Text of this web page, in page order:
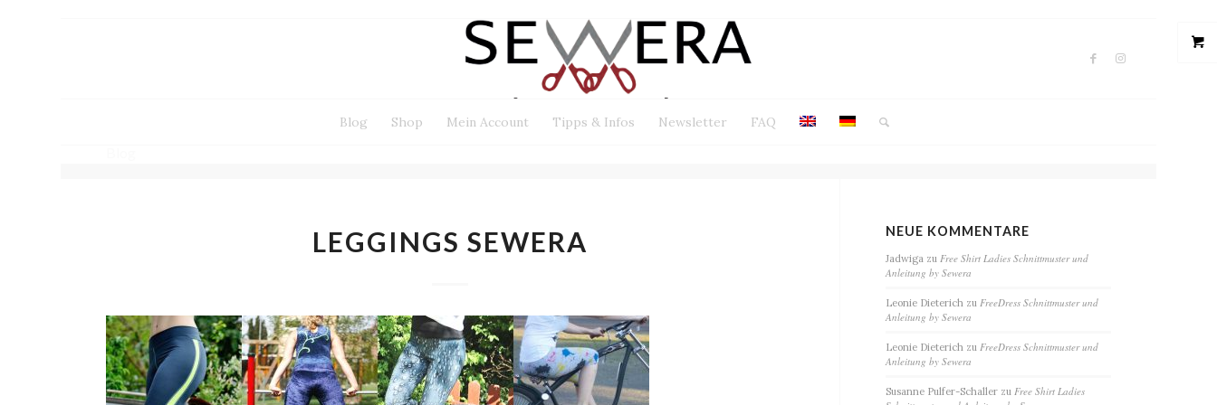
Blog Shop Mein Account Tipps & Infos Newsletter FAQ
LEGGINGS SEWERA NEUE KOMMENTARE
Jadwiga zuFree Shirt Ladies Schnittmuster und
Anleitung by Sewera
Leonie Dieterich zuFreeDress Schnittmuster und
Anleitung by Sewera
Leonie Dieterich zuFreeDress Schnittmuster und
Anleitung by Sewera
Susanne Pulfer-Schaller zuFree Shirt Ladies